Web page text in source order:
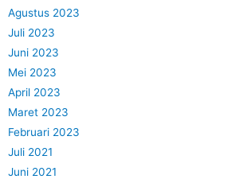
Agustus 2023
Juli 2023
Juni 2023
Mei 2023
April 2023
Maret 2023
Februari 2023
Juli 2021
Juni 2021